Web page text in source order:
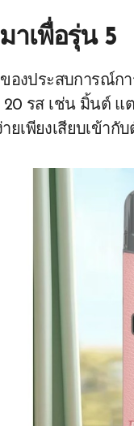
าเพื่อรุ่น 5
ของประสบการณ์
20 รส เช่น มิ้นต์
เพียงเสียบเข้ากับ